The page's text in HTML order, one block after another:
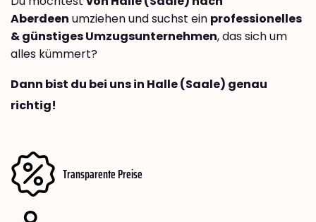
Aberdeen umziehen und suchst ein professionelles
& günstiges Umzugsunternehmen, das sich um
alles kümmert?
Dann bist du bei uns in Halle (Saale) genau
richtig!
Transparente Preise